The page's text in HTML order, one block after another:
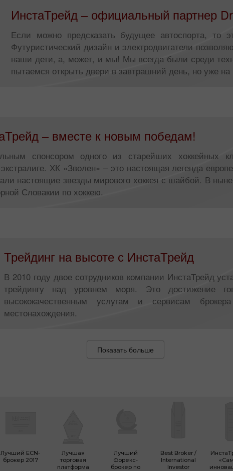
ИнстаТрейд – официальный партнер
Если можно предсказать будущее автоспорта, то
Футуристический дизайн и электродвигатели
наши дети, а, может, и мы! Мы всегда были среди
пытаемся открыть двери в завтрашний день, но уже на
– вместе к новым победам!
спонсором одного из старейших хоккейных
ХК «Зволен» – это настоящая легенда
настоящие звезды мирового хоккея с шайбой. В
Словакии по хоккею.
Трейдинг на высоте с ИнстаТрейд
В 2010 году двое сотрудников компании ИнстаТрейд
трейдингу над уровнем моря. Это достижение
высококачественным услугам и сервисам
местонахождения.
Показать больше
Лучший ECN-
брокер 2017
Лучшая
торговая
платформа
Лучший
Форекс-
брокер по
Best Broker /
International
Investor